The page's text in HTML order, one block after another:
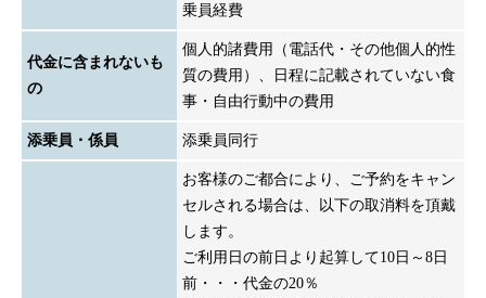
乗員経費
代金に含まれないも
の
個人的諸費用（電話代・その他個人的性
質の費用）、日程に記載されていない食
事・自由行動中の費用
添乗員・係員 添乗員同行
お客様のご都合により、ご予約をキャン
セルされる場合は、以下の取消料を頂戴
します。
ご利用日の前日より起算して10日～8日
前・・・代金の20％